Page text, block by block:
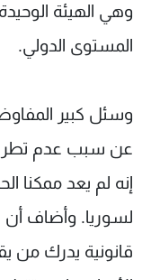
وهي الهيئة
المستوى الدولي.
وسئل كبير
عن سبب عدم تطرق
إنه لم يعد ممكنا
لسوريا. وأضاف
قانونية يدرك من